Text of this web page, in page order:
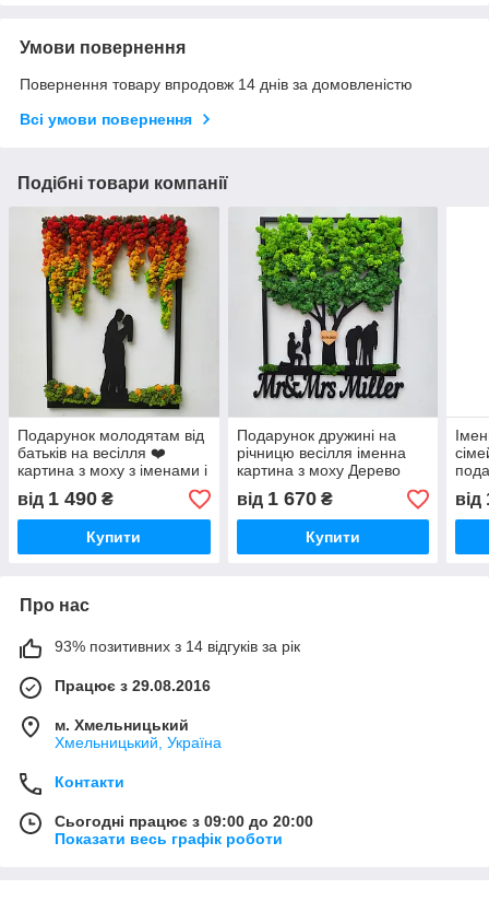
Умови повернення
Повернення товару впродовж 14 днів за домовленістю
Всі умови повернення
Подібні товари компанії
Подарунок молодятам від
батьків на весілля ❤️
картина з моху з іменами і
датою символ кохання
від 1 490 ₴
Купити
Подарунок дружині на
річницю весілля іменна
картина з моху Дерево
життя з датою та іменами
від 1 670₴
Купити
від
Про нас
93% позитивних з 14 відгуків за рік
Працює з 29.08.2016
м. Хмельницький
Хмельницький, Україна
Контакти
Сьогодні працює з 09:00 до 20:00
Показати весь графік роботи